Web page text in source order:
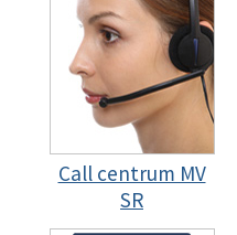
Call centrum MV
SR